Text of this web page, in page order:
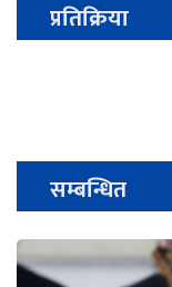
प्रतिक्रिया
सम्बन्धित